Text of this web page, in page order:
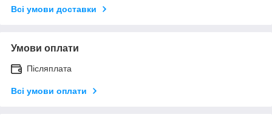
Всі умови доставки
Умови оплати
Післяплата
Всі умови оплати